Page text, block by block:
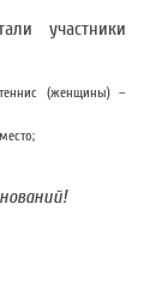
участники
(женщины)–